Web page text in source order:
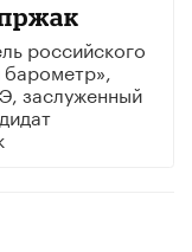
российского
заслуженный